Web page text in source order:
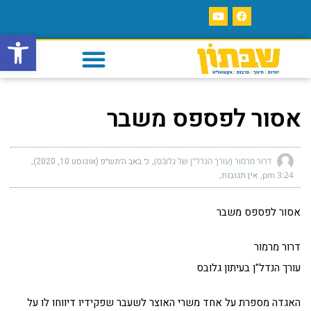
פתח
אסור לפספס משבר
דרור מרמור (עורך הנדל"ן של גלובס) כ׳ באב ה׳תש״פ (אוגוסט 10, 2020)
3:24 pm אין תגובות
אסור לפספס משבר
דרור מרמור
עורך הנדל"ן בעיתון גלובס
האגדה מספרת על אחד משרי האוצר לשעבר שפקידיו דיווחו לו על